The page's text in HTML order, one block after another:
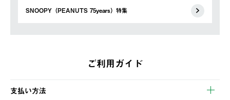
SNOOPY（PEANUTS 75years）特集
ご利用ガイド
支払い方法